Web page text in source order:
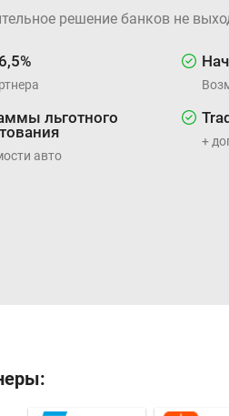
решение банков не
льготного
авто
+